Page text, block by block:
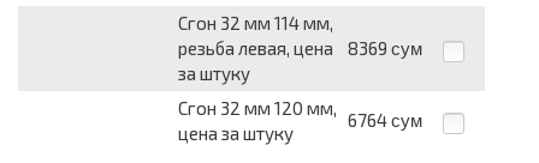
Сгон 32 мм 114 мм,
резьба левая, цена
за штуку
8369 сум
Сгон 32 мм 120 мм,
цена за штуку
6764 сум